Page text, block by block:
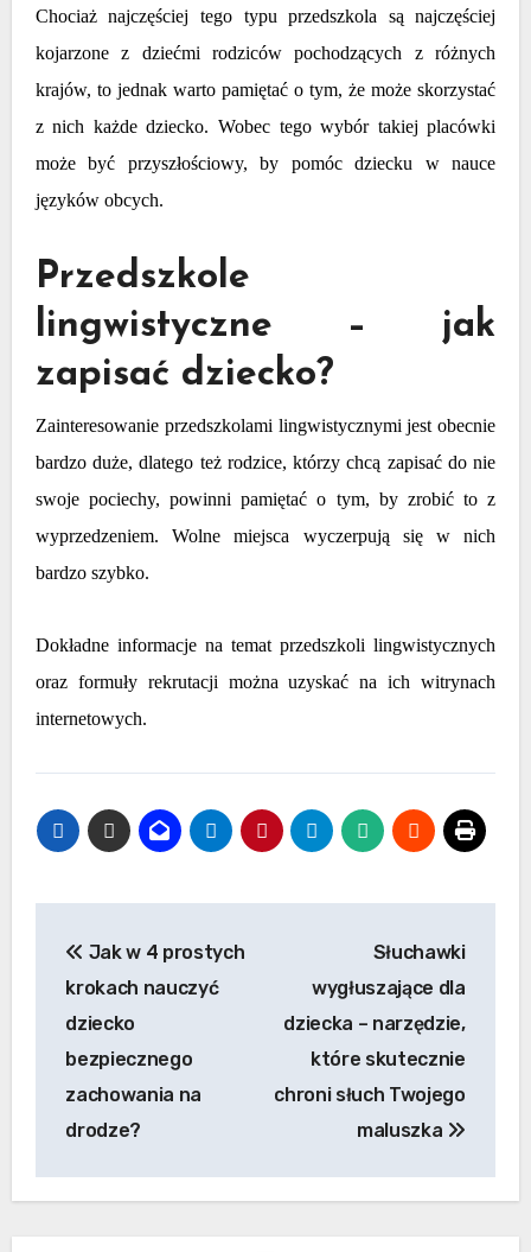
Chociaż najczęściej tego typu przedszkola są najczęściej
kojarzone z dziećmi rodziców pochodzących z różnych
krajów, to jednak warto pamiętać o tym, że może skorzystać
z nich każde dziecko. Wobec tego wybór takiej placówki
może być przyszłościowy, by pomóc dziecku w nauce
języków obcych.
Przedszkole
lingwistyczne – jak
zapisać dziecko?
Zainteresowanie przedszkolami lingwistycznymi jest obecnie
bardzo duże, dlatego też rodzice, którzy chcą zapisać do nie
swoje pociechy, powinni pamiętać o tym, by zrobić to z
wyprzedzeniem. Wolne miejsca wyczerpują się w nich
bardzo szybko.
Dokładne informacje na temat przedszkoli lingwistycznych
oraz formuły rekrutacji można uzyskać na ich witrynach
internetowych.
wpisu
Jak w 4 prostych
krokach nauczyć
dziecko
bezpiecznego
zachowania na
drodze?
Słuchawki
wygłuszające dla
dziecka – narzędzie,
które skutecznie
chroni słuch Twojego
maluszka